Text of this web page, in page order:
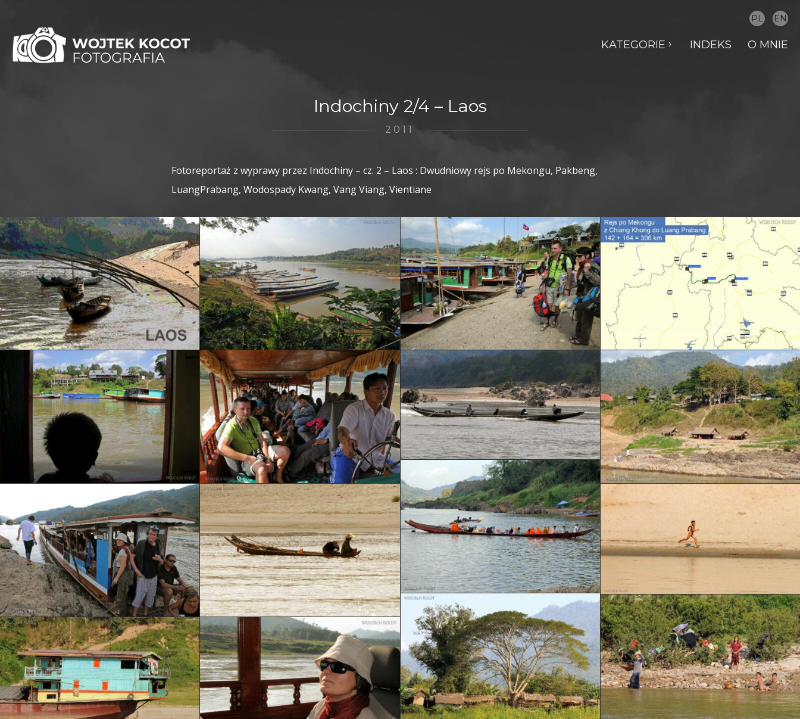
PL EN
KATEGORIE INDEKS O MNIE
Indochiny 2/4 – Laos
2011
Fotoreportaż z wyprawy przez Indochiny – cz. 2 – Laos : Dwudniowy rejs po Mekongu, Pakbeng,
LuangPrabang, Wodospady Kwang, Vang Viang, Vientiane